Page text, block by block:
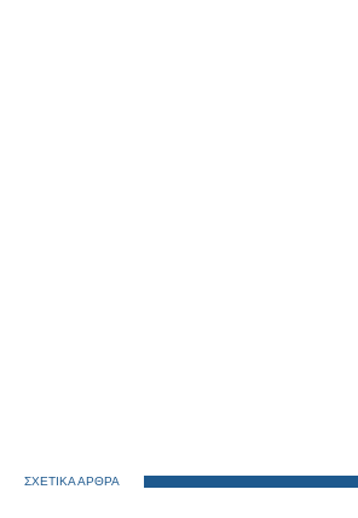
ΣΧΕΤΙΚΑ ΑΡΘΡΑ